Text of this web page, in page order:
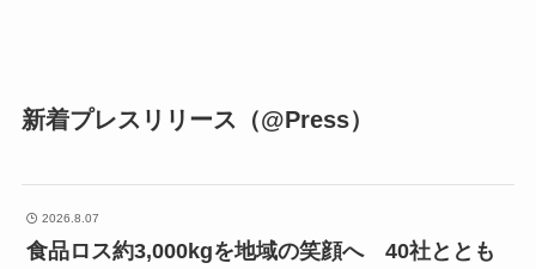
新着プレスリリース（@Press）
2026.8.07
食品ロス約3,000kgを地域の笑顔へ 40社ととも